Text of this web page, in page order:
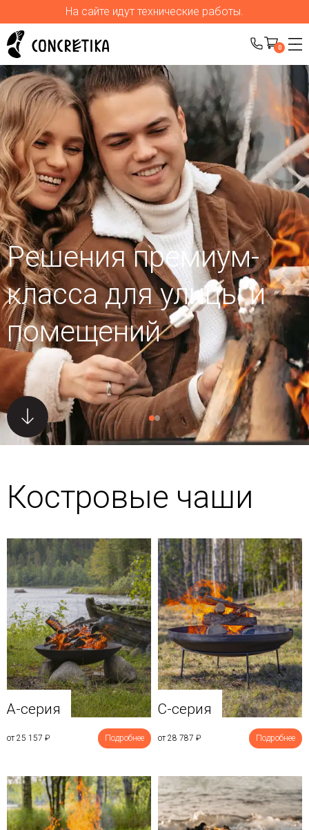
На сайте идут технические работы.
0
Решения премиум-
класса для улицыи
помещений
Костровые чаши
A-серия
от 25 157 ₽ Подробнее
C-серия
от 28 787 ₽ Подробнее